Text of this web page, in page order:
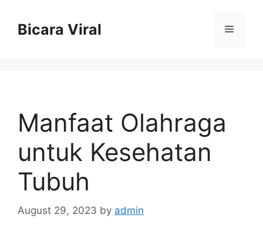
contentBicara Viral Menu
Manfaat Olahraga
untuk Kesehatan
Tubuh
August 29, 2023 by admin